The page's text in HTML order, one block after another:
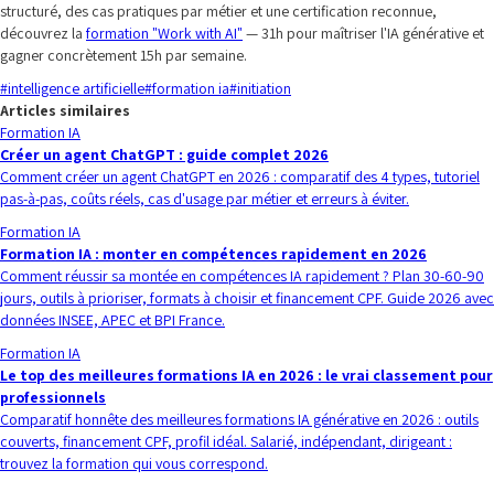
structuré, des cas pratiques par métier et une certification reconnue,
découvrez la formation "Work with AI" — 31h pour maîtriser l'IA générative et
gagner concrètement 15h par semaine.
#intelligence artificielle#formation ia#initiation
Articles similaires
Formation IA
Créer un agent ChatGPT : guide complet 2026
Comment créer un agent ChatGPT en 2026 : comparatif des 4 types, tutoriel
pas-à-pas, coûts réels, cas d'usage par métier et erreurs à éviter.
Formation IA
Formation IA : monter en compétences rapidement en 2026
Comment réussir sa montée en compétences IA rapidement ? Plan 30-60-90
jours, outils à prioriser, formats à choisir et financement CPF. Guide 2026 avec
données INSEE, APEC et BPI France.
Formation IA
Le top des meilleures formations IA en 2026 : le vrai classement pour
professionnels
Comparatif honnête des meilleures formations IA générative en 2026 : outils
couverts, financement CPF, profil idéal. Salarié, indépendant, dirigeant :
trouvez la formation qui vous correspond.